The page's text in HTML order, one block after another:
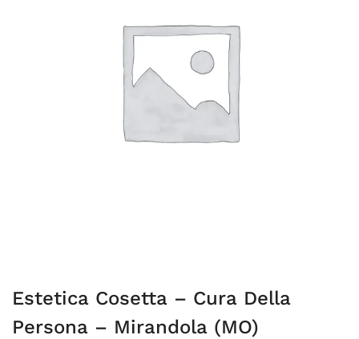
Estetica Cosetta – Cura Della
Persona – Mirandola (MO)